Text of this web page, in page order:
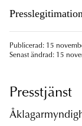
Publicerad: 15
Senast ändrad: 15
Presstjänst